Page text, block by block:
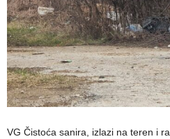
VG Čistoća sanira, izlazi na teren i